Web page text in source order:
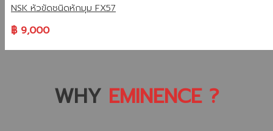
NSK หัวขัดชนิดหักมุม FX57
฿9,000
WHY EMINENCE ?